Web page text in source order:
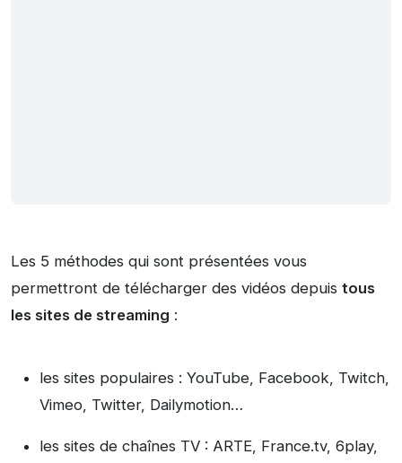
Les 5 méthodes qui sont présentées vous
permettront de télécharger des vidéos depuis tous
les sites de streaming :
les sites populaires : YouTube, Facebook, Twitch,
Vimeo, Twitter, Dailymotion…
les sites de chaînes TV : ARTE, France.tv, 6play,